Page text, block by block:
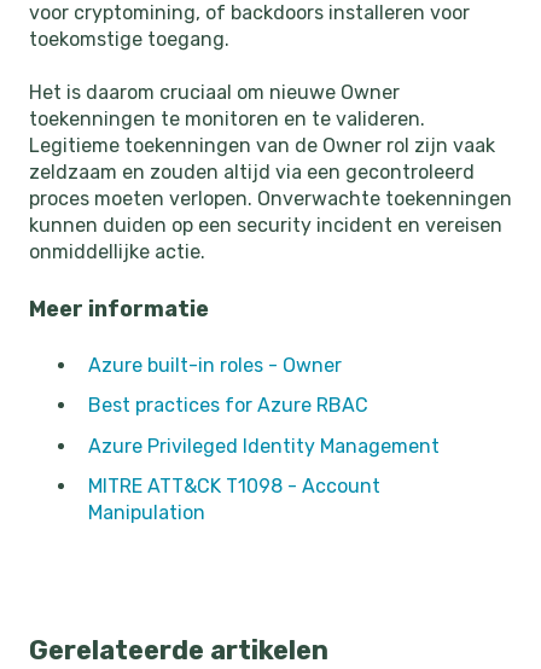
voor cryptomining, of backdoors installeren voor
toekomstige toegang.
Het is daarom cruciaal om nieuwe Owner
toekenningen te monitoren en te valideren.
Legitieme toekenningen van de Owner rol zijn vaak
zeldzaam en zouden altijd via een gecontroleerd
proces moeten verlopen. Onverwachte toekenningen
kunnen duiden op een security incident en vereisen
onmiddellijke actie.
Meer informatie
Azure built-in roles - Owner
Best practices for Azure RBAC
Azure Privileged Identity Management
MITRE ATT&CK T1098 - Account
Manipulation
Gerelateerde artikelen